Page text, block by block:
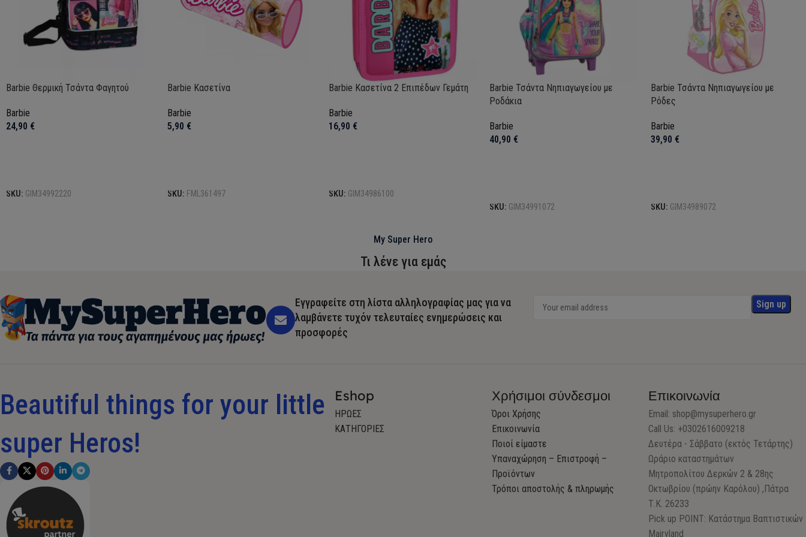
Barbie Θερμική Τσάντα Φαγητού
Barbie
24,90 €
SKU: GIM34992220
Barbie Κασετίνα
Barbie
5,90 €
SKU: FML361497
Barbie Κασετίνα 2 Επιπέδων Γεμάτη
Barbie
16,90 €
SKU: GIM34986100
Barbie Τσάντα Νηπιαγωγείου με
Ροδάκια
Barbie
40,90 €
SKU: GIM34991072
Barbie Τσάντα Νηπιαγωγείου με
Ρόδες
Barbie
39,90 €
SKU: GIM34989072
My Super Hero
Τι λένε για εμάς
Εγγραφείτε στη λίστα αλληλογραφίας μας για να
λαμβάνετε τυχόν τελευταίες ενημερώσεις και
προσφορές
Beautiful things for your little
super Heros!
Eshop
ΗΡΩΕΣ
ΚΑΤΗΓΟΡΙΕΣ
Χρήσιμοι σύνδεσμοι
Όροι Χρήσης
Επικοινωνία
Ποιοί είμαστε
Υπαναχώρηση – Επιστροφή –
Προϊόντων
Τρόποι αποστολής & πληρωμής
Επικοινωνία
Email: shop@mysuperhero.gr
Call Us: +0302616009218
Δευτέρα - Σάββατο (εκτός Τετάρτης)
Ωράριο καταστημάτων
Μητροπολίτου Δερκών 2 & 28ης
Οκτωβρίου (πρώην Καρόλου) ,Πάτρα
Τ.Κ. 26233
Pick up POINT: Κατάστημα Βαπτιστικών
Mairyland